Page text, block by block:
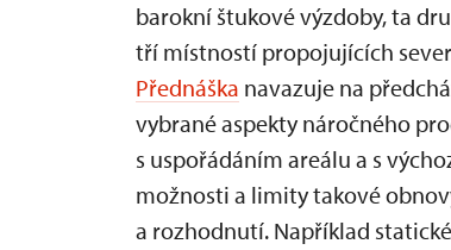
barokní štukové výzdoby, ta
tří místností propojujících
Přednáška navazuje na
vybrané aspekty náročného
s uspořádáním areálu a s
možnosti a limity takové
a rozhodnutí. Například